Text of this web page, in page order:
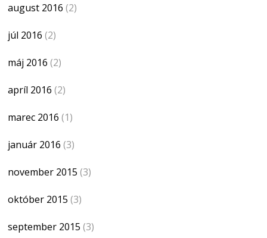
august 2016 (2)
júl 2016 (2)
máj 2016 (2)
apríl 2016 (2)
marec 2016 (1)
január 2016 (3)
november 2015 (3)
október 2015 (3)
september 2015 (3)